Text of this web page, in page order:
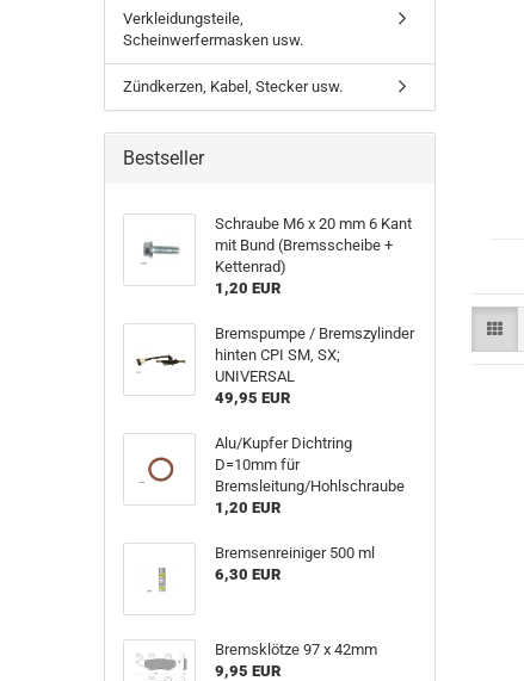
Verkleidungsteile,
Scheinwerfermasken usw.
Zündkerzen, Kabel, Stecker usw.
Bestseller
Schraube M6 x 20 mm 6 Kant
mit Bund (Bremsscheibe +
Kettenrad)
1,20 EUR
Bremspumpe / Bremszylinder
hinten CPI SM, SX;
UNIVERSAL
49,95 EUR
Alu/Kupfer Dichtring
D=10mm für
Bremsleitung/Hohlschraube
1,20 EUR
Bremsenreiniger 500 ml
6,30 EUR
Bremsklötze 97 x 42mm
9,95 EUR